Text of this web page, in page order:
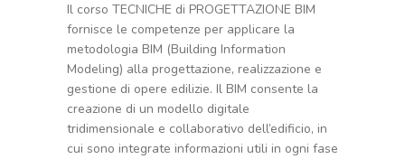
Il corso TECNICHE di PROGETTAZIONE BIM
fornisce le competenze per applicare la
metodologia BIM (Building Information
Modeling) alla progettazione, realizzazione e
gestione di opere edilizie. Il BIM consente la
creazione di un modello digitale
tridimensionale e collaborativo dell’edificio, in
cui sono integrate informazioni utili in ogni fase